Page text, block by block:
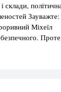
склади,
Зауважте:
Міхеїл
Порошенко